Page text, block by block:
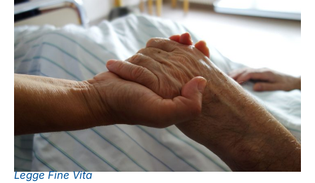
Legge Fine Vita